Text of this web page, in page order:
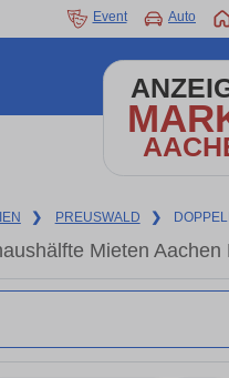
Event Auto
❯ PREUSWALD ❯
Mieten